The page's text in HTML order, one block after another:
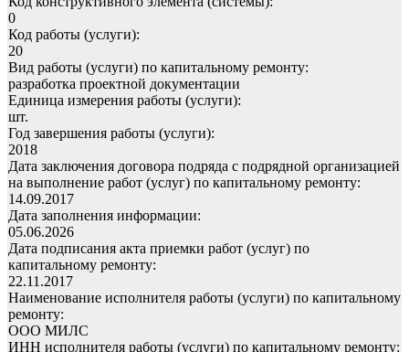
0
Код работы (услуги):
20
Вид работы (услуги) по капитальному ремонту:
разработка проектной документации
Единица измерения работы (услуги):
шт.
Год завершения работы (услуги):
2018
Дата заключения договора подряда с подрядной организацией
на выполнение работ (услуг) по капитальному ремонту:
14.09.2017
Дата заполнения информации:
05.06.2026
Дата подписания акта приемки работ (услуг) по
капитальному ремонту:
22.11.2017
Наименование исполнителя работы (услуги) по капитальному
ремонту:
ООО МИЛС
ИНН исполнителя работы (услуги) по капитальному ремонту: